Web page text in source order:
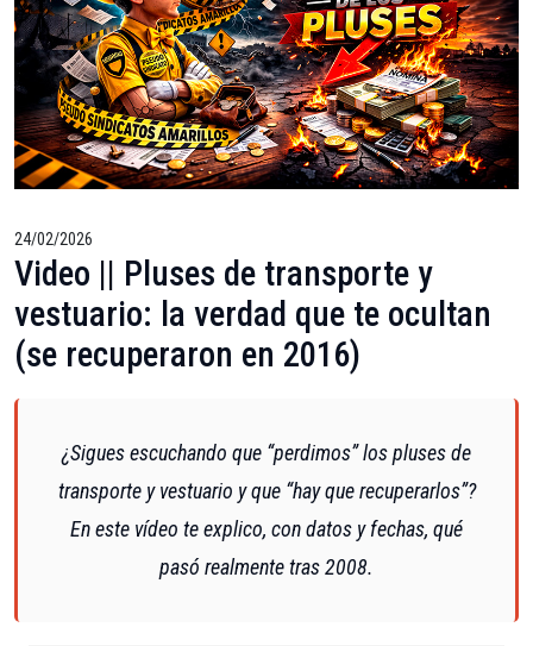
24/02/2026
Video || Pluses de transporte y
vestuario: la verdad que te ocultan
(se recuperaron en 2016)
¿Sigues escuchando que “perdimos” los pluses de
transporte y vestuario y que “hay que recuperarlos”?
En este vídeo te explico, con datos y fechas, qué
pasó realmente tras 2008.